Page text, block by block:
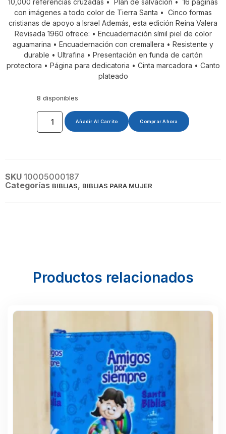
10,000 referencias cruzadas • Plan de salvación • 16 páginas
con imágenes a todo color de Tierra Santa • Cinco formas
cristianas de apoyo a Israel Además, esta edición Reina Valera
Revisada 1960 ofrece: • Encuadernación símil piel de color
aguamarina • Encuadernación con cremallera • Resistente y
durable • Ultrafina • Presentación en funda de cartón
protectora • Página para dedicatoria • Cinta marcadora • Canto
plateado
8 disponibles
Añadir Al Carrito Comprar Ahora
SKU 10005000187
Categorías BIBLIAS, BIBLIAS PARA MUJER
Productos relacionados